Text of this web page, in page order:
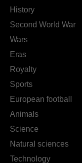
History
Second World War
Wars
Eras
Royalty
Sports
European football
Animals
Science
Natural sciences
Technology